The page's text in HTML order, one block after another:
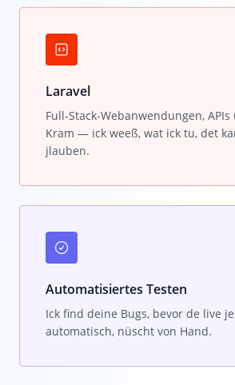
Laravel
Full-Stack-Webanwendungen, APIs
Kram — ick weeß, wat ick tu, det
jlauben.
Automatisiertes Testen
Ick find deine Bugs, bevor de live
automatisch, nüscht von Hand.